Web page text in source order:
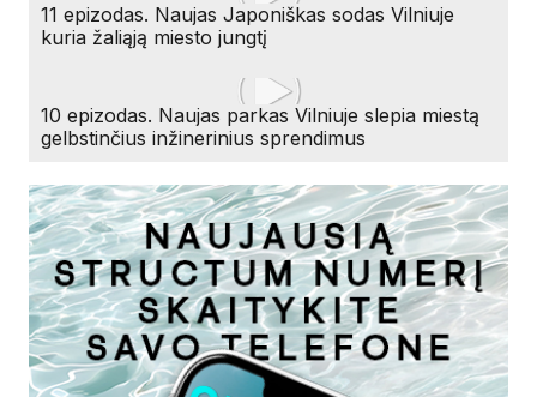
11 epizodas. Naujas Japoniškas sodas Vilniuje
kuria žaliąją miesto jungtį
10 epizodas. Naujas parkas Vilniuje slepia miestą
gelbstinčius inžinerinius sprendimus